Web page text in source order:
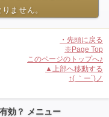
ません。
・先頭に戻る
※Page Top
このページのトップへ♪
▲上部へ移動する
↑( ｀ー´)ノ
効？ メニュー